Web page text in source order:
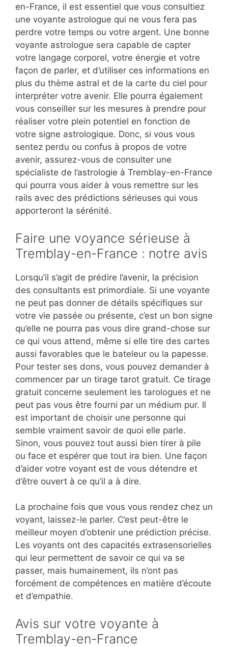
en-France, il est essentiel que vous consultiez
une voyante astrologue qui ne vous fera pas
perdre votre temps ou votre argent. Une bonne
voyante astrologue sera capable de capter
votre langage corporel, votre énergie et votre
façon de parler, et d’utiliser ces informations en
plus du thème astral et de la carte du ciel pour
interpréter votre avenir. Elle pourra également
vous conseiller sur les mesures à prendre pour
réaliser votre plein potentiel en fonction de
votre signe astrologique. Donc, si vous vous
sentez perdu ou confus à propos de votre
avenir, assurez-vous de consulter une
spécialiste de l’astrologie à Tremblay-en-France
qui pourra vous aider à vous remettre sur les
rails avec des prédictions sérieuses qui vous
apporteront la sérénité.
Faire une voyance sérieuse à
Tremblay-en-France : notre avis
Lorsqu’il s’agit de prédire l’avenir, la précision
des consultants est primordiale. Si une voyante
ne peut pas donner de détails spécifiques sur
votre vie passée ou présente, c’est un bon signe
qu’elle ne pourra pas vous dire grand-chose sur
ce qui vous attend, même si elle tire des cartes
aussi favorables que le bateleur ou la papesse.
Pour tester ses dons, vous pouvez demander à
commencer par un tirage tarot gratuit. Ce tirage
gratuit concerne seulement les tarologues et ne
peut pas vous être fourni par un médium pur. Il
est important de choisir une personne qui
semble vraiment savoir de quoi elle parle.
Sinon, vous pouvez tout aussi bien tirer à pile
ou face et espérer que tout ira bien. Une façon
d’aider votre voyant est de vous détendre et
d’être ouvert à ce qu’il a à dire.
La prochaine fois que vous vous rendez chez un
voyant, laissez-le parler. C’est peut-être le
meilleur moyen d’obtenir une prédiction précise.
Les voyants ont des capacités extrasensorielles
qui leur permettent de savoir ce qui va se
passer, mais humainement, ils n’ont pas
forcément de compétences en matière d’écoute
et d’empathie.
Avis sur votre voyante à
Tremblay-en-France